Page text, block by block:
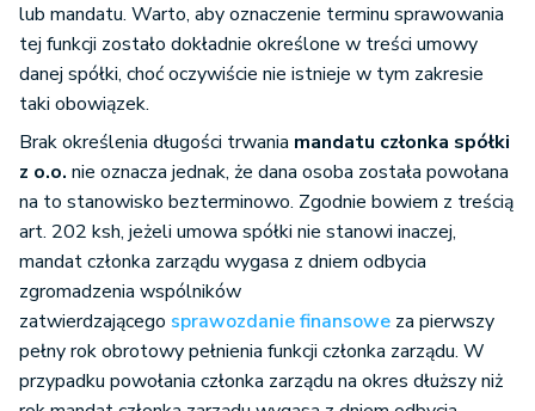
lub mandatu. Warto, aby oznaczenie terminu sprawowania
tej funkcji zostało dokładnie określone w treści umowy
danej spółki, choć oczywiście nie istnieje w tym zakresie
taki obowiązek.
Brak określenia długości trwania mandatu członka spółki
z o.o. nie oznacza jednak, że dana osoba została powołana
na to stanowisko bezterminowo. Zgodnie bowiem z treścią
art. 202 ksh, jeżeli umowa spółki nie stanowi inaczej,
mandat członka zarządu wygasa z dniem odbycia
zgromadzenia wspólników
zatwierdzającego sprawozdanie finansowe za pierwszy
pełny rok obrotowy pełnienia funkcji członka zarządu. W
przypadku powołania członka zarządu na okres dłuższy niż